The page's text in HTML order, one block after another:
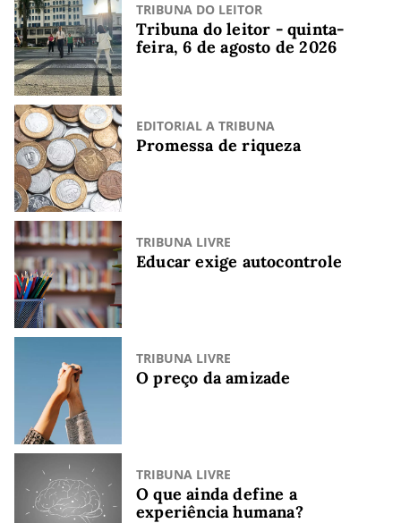
TRIBUNA DO LEITOR
Tribuna do leitor - quinta-
feira, 6 de agosto de 2026
EDITORIAL A TRIBUNA
Promessa de riqueza
TRIBUNA LIVRE
Educar exige autocontrole
TRIBUNA LIVRE
O preço da amizade
TRIBUNA LIVRE
O que ainda define a
experiência humana?